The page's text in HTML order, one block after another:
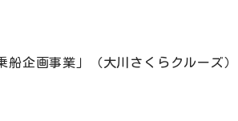
船企画事業」（大川さくらクルーズ